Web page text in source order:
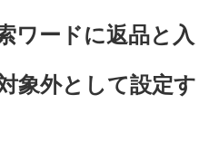
ワードに返品と入
象外として設定す